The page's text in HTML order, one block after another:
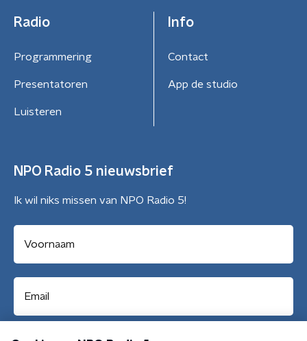
Radio
Programmering
Presentatoren
Luisteren
Info
Contact
App de studio
NPO Radio 5 nieuwsbrief
Ik wil niks missen van NPO Radio 5!